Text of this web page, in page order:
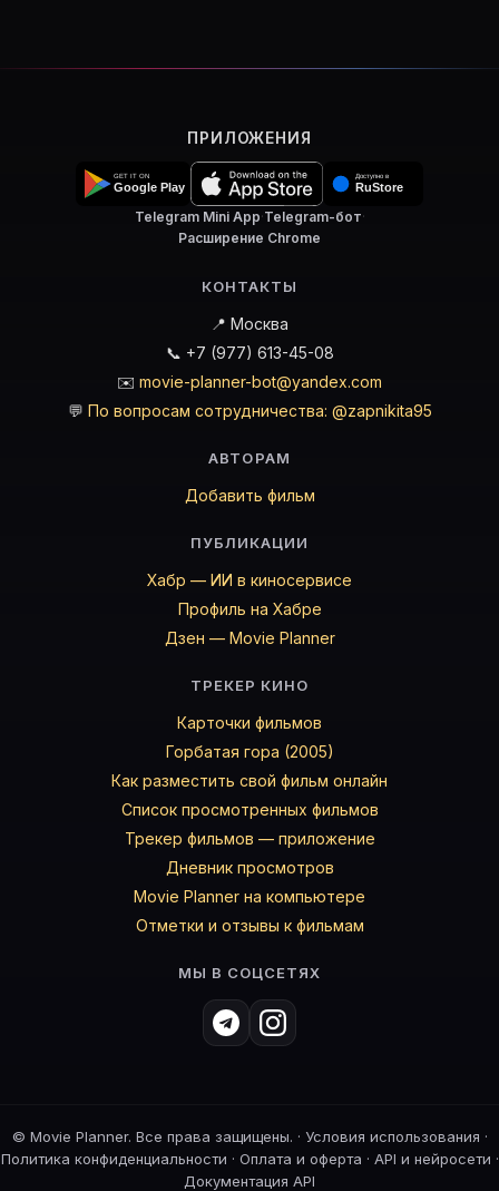
ПРИЛОЖЕНИЯ
Telegram Mini App·Telegram-бот·
Расширение Chrome
КОНТАКТЫ
📍 Москва
📞 +7 (977) 613-45-08
✉️ movie-planner-bot@yandex.com
💬 По вопросам сотрудничества: @zapnikita95
АВТОРАМ
Добавить фильм
ПУБЛИКАЦИИ
Хабр — ИИ в киносервисе
Профиль на Хабре
Дзен — Movie Planner
ТРЕКЕР КИНО
Карточки фильмов
Горбатая гора (2005)
Как разместить свой фильм онлайн
Список просмотренных фильмов
Трекер фильмов — приложение
Дневник просмотров
Movie Planner на компьютере
Отметки и отзывы к фильмам
МЫ В СОЦСЕТЯХ
© Movie Planner. Все права защищены. · Условия использования ·
Политика конфиденциальности · Оплата и оферта · API и нейросети ·
Документация API